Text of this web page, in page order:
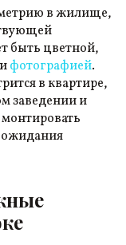
в жилище,
быть цветной,
фотографией.
в квартире,
заведении и